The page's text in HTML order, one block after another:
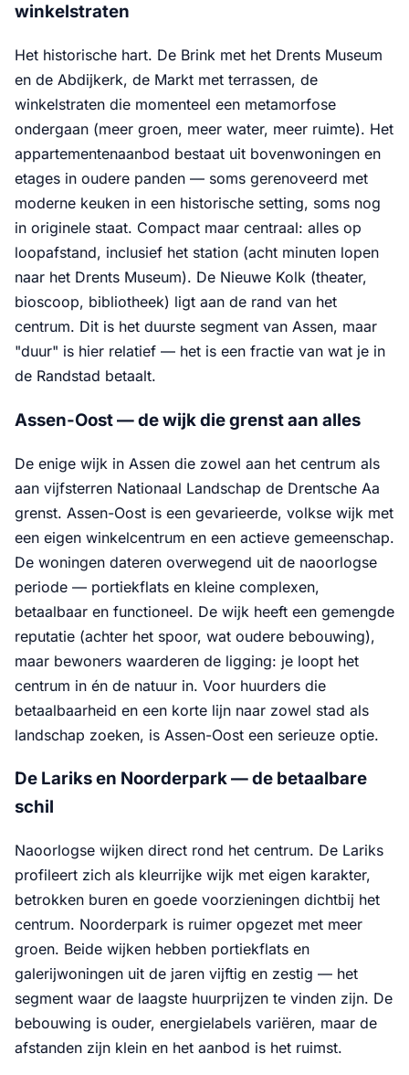
winkelstraten
Het historische hart. De Brink met het Drents Museum
en de Abdijkerk, de Markt met terrassen, de
winkelstraten die momenteel een metamorfose
ondergaan (meer groen, meer water, meer ruimte). Het
appartementenaanbod bestaat uit bovenwoningen en
etages in oudere panden — soms gerenoveerd met
moderne keuken in een historische setting, soms nog
in originele staat. Compact maar centraal: alles op
loopafstand, inclusief het station (acht minuten lopen
naar het Drents Museum). De Nieuwe Kolk (theater,
bioscoop, bibliotheek) ligt aan de rand van het
centrum. Dit is het duurste segment van Assen, maar
"duur" is hier relatief — het is een fractie van wat je in
de Randstad betaalt.
Assen-Oost — de wijk die grenst aan alles
De enige wijk in Assen die zowel aan het centrum als
aan vijfsterren Nationaal Landschap de Drentsche Aa
grenst. Assen-Oost is een gevarieerde, volkse wijk met
een eigen winkelcentrum en een actieve gemeenschap.
De woningen dateren overwegend uit de naoorlogse
periode — portiekflats en kleine complexen,
betaalbaar en functioneel. De wijk heeft een gemengde
reputatie (achter het spoor, wat oudere bebouwing),
maar bewoners waarderen de ligging: je loopt het
centrum in én de natuur in. Voor huurders die
betaalbaarheid en een korte lijn naar zowel stad als
landschap zoeken, is Assen-Oost een serieuze optie.
De Lariks en Noorderpark — de betaalbare
schil
Naoorlogse wijken direct rond het centrum. De Lariks
profileert zich als kleurrijke wijk met eigen karakter,
betrokken buren en goede voorzieningen dichtbij het
centrum. Noorderpark is ruimer opgezet met meer
groen. Beide wijken hebben portiekflats en
galerijwoningen uit de jaren vijftig en zestig — het
segment waar de laagste huurprijzen te vinden zijn. De
bebouwing is ouder, energielabels variëren, maar de
afstanden zijn klein en het aanbod is het ruimst.